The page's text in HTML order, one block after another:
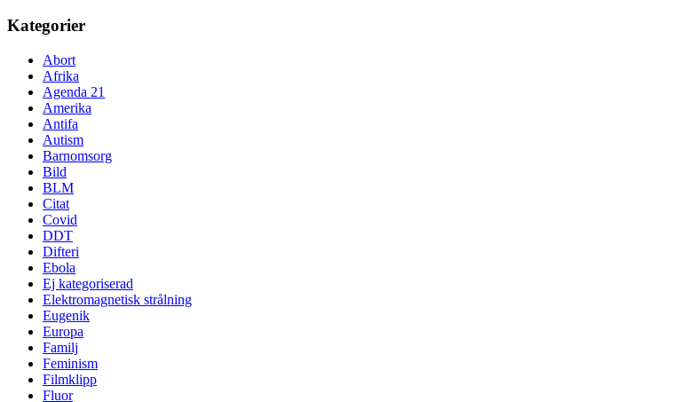
Kategorier
Abort
Afrika
Agenda 21
Amerika
Antifa
Autism
Barnomsorg
Bild
BLM
Citat
Covid
DDT
Difteri
Ebola
Ej kategoriserad
Elektromagnetisk strålning
Eugenik
Europa
Familj
Feminism
Filmklipp
Fluor